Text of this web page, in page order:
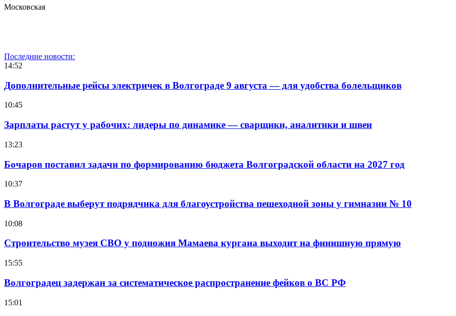
Московская
Последние новости:
14:52
Дополнительные рейсы электричек в Волгограде 9 августа — для удобства болельщиков
10:45
Зарплаты растут у рабочих: лидеры по динамике — сварщики, аналитики и швеи
13:23
Бочаров поставил задачи по формированию бюджета Волгоградской области на 2027 год
10:37
В Волгограде выберут подрядчика для благоустройства пешеходной зоны у гимназии № 10
10:08
Строительство музея СВО у подножия Мамаева кургана выходит на финишную прямую
15:55
Волгоградец задержан за систематическое распространение фейков о ВС РФ
15:01